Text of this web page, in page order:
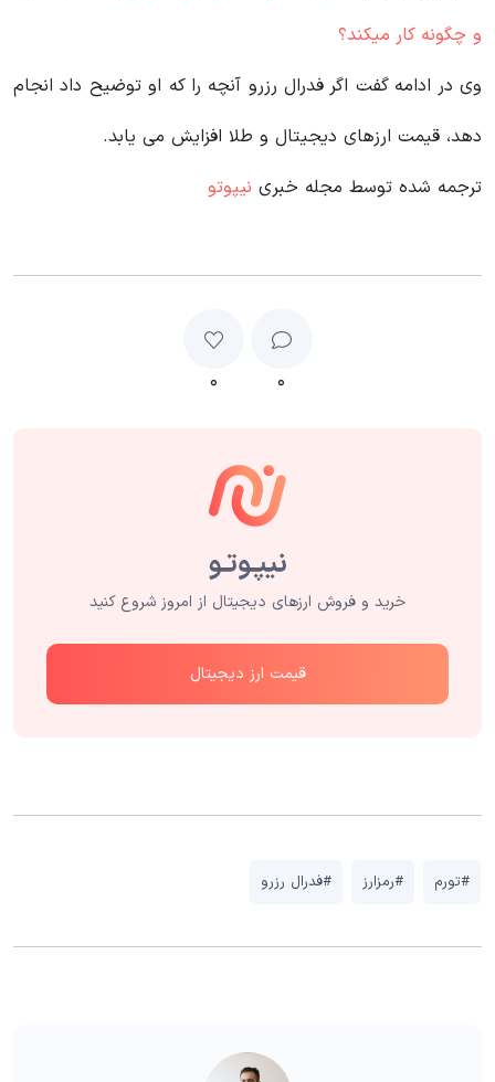
و چگونه کار میکند؟
وی در ادامه گفت اگر فدرال رزرو آنچه را که او توضیح داد انجام
دهد، قیمت ارزهای دیجیتال و طلا افزایش می یابد.
ترجمه شده توسط مجله خبری نیپوتو
۰ ۰
خرید و فروش ارزهای دیجیتال از امروز شروع کنید
قیمت ارز دیجیتال
#تورم #رمزارز #فدرال رزرو